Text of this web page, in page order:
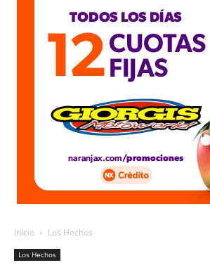
Inicio Los Hechos
Los Hechos